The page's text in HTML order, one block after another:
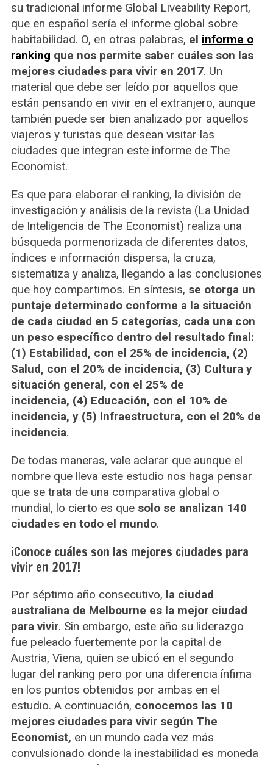
su tradicional informe Global Liveability Report,
que en español sería el informe global sobre
habitabilidad. O, en otras palabras, el informe o
ranking que nos permite saber cuáles son las
mejores ciudades para vivir en 2017. Un
material que debe ser leído por aquellos que
están pensando en vivir en el extranjero, aunque
también puede ser bien analizado por aquellos
viajeros y turistas que desean visitar las
ciudades que integran este informe de The
Economist.
Es que para elaborar el ranking, la división de
investigación y análisis de la revista (La Unidad
de Inteligencia de The Economist) realiza una
búsqueda pormenorizada de diferentes datos,
índices e información dispersa, la cruza,
sistematiza y analiza, llegando a las conclusiones
que hoy compartimos. En síntesis, se otorga un
puntaje determinado conforme a la situación
de cada ciudad en 5 categorías, cada una con
un peso específico dentro del resultado final:
(1) Estabilidad, con el 25% de incidencia, (2)
Salud, con el 20% de incidencia, (3) Cultura y
situación general, con el 25% de
incidencia, (4) Educación, con el 10% de
incidencia, y (5) Infraestructura, con el 20% de
incidencia.
De todas maneras, vale aclarar que aunque el
nombre que lleva este estudio nos haga pensar
que se trata de una comparativa global o
mundial, lo cierto es quesolo se analizan 140
ciudades en todo el mundo.
¡Conoce cuáles son las mejores ciudades para
vivir en 2017!
Por séptimo año consecutivo, la ciudad
australiana de Melbourne es la mejor ciudad
para vivir. Sin embargo, este año su liderazgo
fue peleado fuertemente por la capital de
Austria, Viena, quien se ubicó en el segundo
lugar del ranking pero por una diferencia ínfima
en los puntos obtenidos por ambas en el
estudio. A continuación, conocemos las 10
mejores ciudades para vivir según The
Economist, en un mundo cada vez más
convulsionado donde la inestabilidad es moneda